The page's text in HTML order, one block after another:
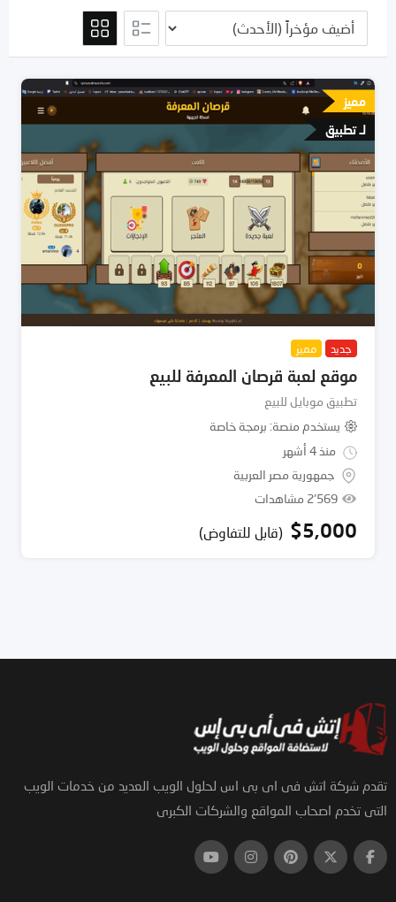
مميز
لـ تطبيق
جديد مميز
موقع لعبة قرصان المعرفة للبيع
تطبيق موبايل للبيع
يستخدم منصة برمجة خاصة
منذ 4 أشهر
جمهورية مصر العربية
2٬569 مشاهدات
$5,000 (قابل للتفاوض)
تقدم شركة اتش فى اى بى اس لحلول الويب العديد من خدمات الويب
التى تخدم اصحاب المواقع والشركات الكبرى